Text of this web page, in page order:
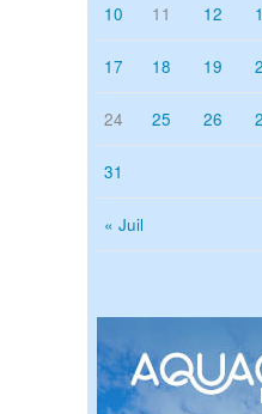
« Juil
10 11 12
17 18 19
24 25 26
31